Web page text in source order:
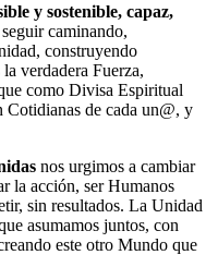
y sostenible, capaz,
caminando,
construyendo
verdadera Fuerza,
como Divisa Espiritual
de cada un@, y
nos urgimos a cambiar
la acción, ser Humanos
sin resultados. La Unidad
asumamos juntos, con
este otro Mundo que